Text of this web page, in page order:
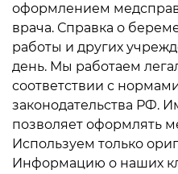
оформлением
врача. Справка о
работы и других
день. Мы работаем
соответствии с
законодательства РФ.
позволяет оформлять
Используем только
Информацию о наших